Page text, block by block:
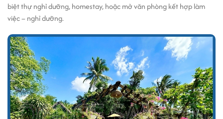
biệt thự nghỉ dưỡng, homestay, hoặc mở văn phòng kết hợp làm
việc – nghỉ dưỡng.